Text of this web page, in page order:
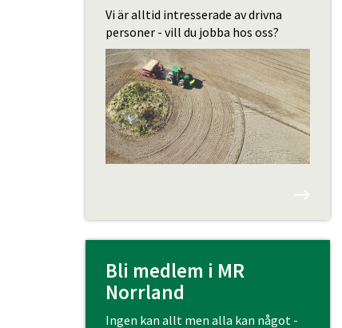
Vi är alltid intresserade av drivna
personer - vill du jobba hos oss?
Bli medlem i MR
Norrland
Ingen kan allt men alla kan något -